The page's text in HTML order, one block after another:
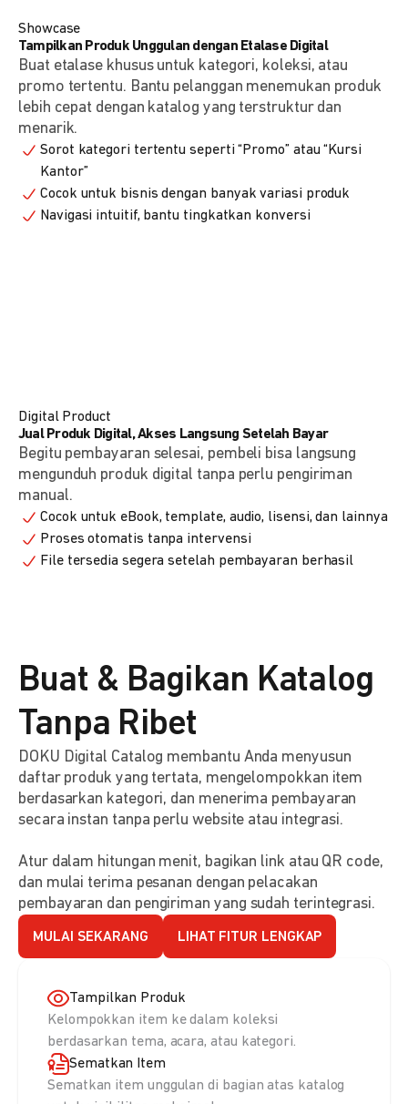
Showcase
Tampilkan Produk Unggulan dengan Etalase Digital
Buat etalase khusus untuk kategori, koleksi, atau
promo tertentu. Bantu pelanggan menemukan produk
lebih cepat dengan katalog yang terstruktur dan
menarik.
Sorot kategori tertentu seperti “Promo” atau “Kursi
Kantor”
Cocok untuk bisnis dengan banyak variasi produk
Navigasi intuitif, bantu tingkatkan konversi
Digital Product
Jual Produk Digital, Akses Langsung Setelah Bayar
Begitu pembayaran selesai, pembeli bisa langsung
mengunduh produk digital tanpa perlu pengiriman
manual.
Cocok untuk eBook, template, audio, lisensi, dan lainnya
Proses otomatis tanpa intervensi
File tersedia segera setelah pembayaran berhasil
Buat & Bagikan Katalog
Tanpa Ribet
DOKU Digital Catalog membantu Anda menyusun
daftar produk yang tertata, mengelompokkan item
berdasarkan kategori, dan menerima pembayaran
secara instan tanpa perlu website atau integrasi.
Atur dalam hitungan menit, bagikan link atau QR code,
dan mulai terima pesanan dengan pelacakan
pembayaran dan pengiriman yang sudah terintegrasi.
MULAI SEKARANG LIHAT FITUR LENGKAP
Tampilkan Produk
Kelompokkan item ke dalam koleksi
berdasarkan tema, acara, atau kategori.
Sematkan Item
Sematkan item unggulan di bagian atas katalog